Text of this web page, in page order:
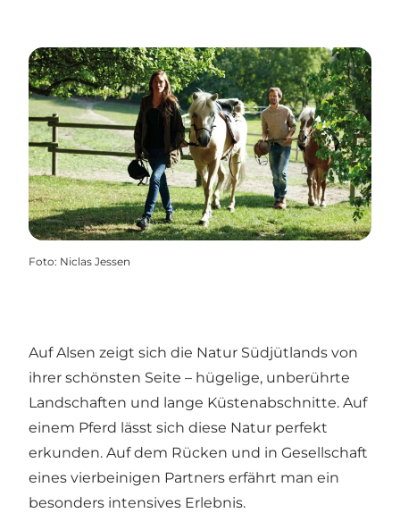
Foto: Niclas Jessen
Auf Alsen zeigt sich die Natur Südjütlands von
ihrer schönsten Seite – hügelige, unberührte
Landschaften und lange Küstenabschnitte. Auf
einem Pferd lässt sich diese Natur perfekt
erkunden. Auf dem Rücken und in Gesellschaft
eines vierbeinigen Partners erfährt man ein
besonders intensives Erlebnis.